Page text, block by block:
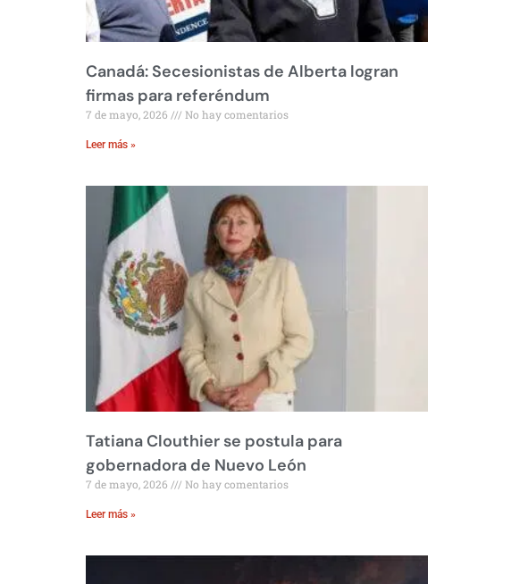
Canadá: Secesionistas de Alberta logran
firmas para referéndum
7 de mayo, 2026 No hay comentarios
Leer más »
Tatiana Clouthier se postula para
gobernadora de Nuevo León
7 de mayo, 2026 No hay comentarios
Leer más »